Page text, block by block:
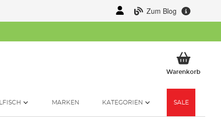
Zum Blog
WarenkorbMein
MARKEN KATEGORIEN SALE